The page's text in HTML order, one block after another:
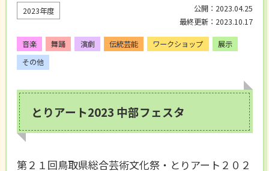
公開：2023.04.25
最終更新：2023.10.17
2023年度
音楽 舞踊 演劇 伝統芸能 ワークショップ
展示
その他
とりアート2023 中部フェスタ
第２１回鳥取県総合芸術文化祭・とりアート２０２